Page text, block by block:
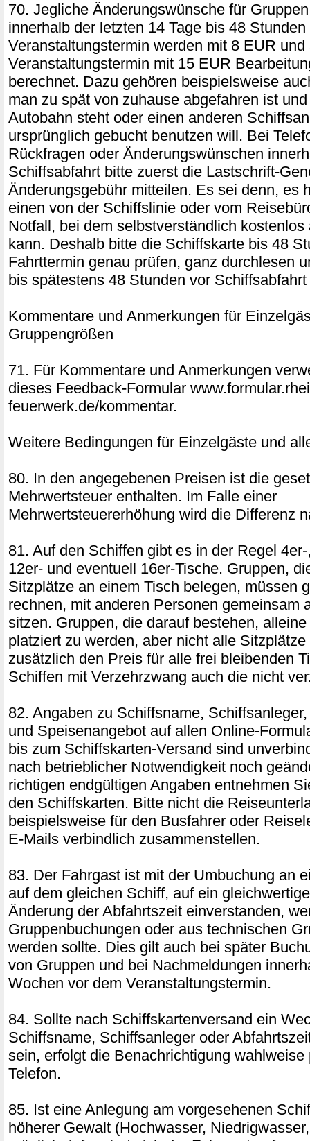
70. Jegliche Änderungswünsche für
innerhalb der letzten 14 Tage bis 48 Stunden
Veranstaltungstermin werden mit 8 EUR
Veranstaltungstermin mit 15 EUR
berechnet. Dazu gehören beispielsweise
man zu spät von zuhause abgefahren ist
Autobahn steht oder einen anderen
ursprünglich gebucht benutzen will. Bei
Rückfragen oder Änderungswünschen
Schiffsabfahrt bitte zuerst die Lastschrift-
Änderungsgebühr mitteilen. Es sei denn, es
einen von der Schiffslinie oder vom
Notfall, bei dem selbstverständlich kostenlos
kann. Deshalb bitte die Schiffskarte bis 48
Fahrttermin genau prüfen, ganz durchlesen
bis spätestens 48 Stunden vor
Kommentare und Anmerkungen für
Gruppengrößen
71. Für Kommentare und Anmerkungen
dieses Feedback-Formular
feuerwerk.de/kommentar.
Weitere Bedingungen für Einzelgäste und
80. In den angegebenen Preisen ist die
Mehrwertsteuer enthalten. Im Falle einer
Mehrwertsteuererhöhung wird die Differenz
81. Auf den Schiffen gibt es in der Regel
12er- und eventuell 16er-Tische. Gruppen,
Sitzplätze an einem Tisch belegen, müssen
rechnen, mit anderen Personen gemeinsam
sitzen. Gruppen, die darauf bestehen,
platziert zu werden, aber nicht alle
zusätzlich den Preis für alle frei bleibenden
Schiffen mit Verzehrzwang auch die nicht
82. Angaben zu Schiffsname,
und Speisenangebot auf allen Online-
bis zum Schiffskarten-Versand sind
nach betrieblicher Notwendigkeit noch
richtigen endgültigen Angaben entnehmen
den Schiffskarten. Bitte nicht die
beispielsweise für den Busfahrer oder
E-Mails verbindlich zusammenstellen.
83. Der Fahrgast ist mit der Umbuchung an
auf dem gleichen Schiff, auf ein
Änderung der Abfahrtszeit einverstanden,
Gruppenbuchungen oder aus technischen
werden sollte. Dies gilt auch bei später
von Gruppen und bei Nachmeldungen
Wochen vor dem Veranstaltungstermin.
84. Sollte nach Schiffskartenversand ein
Schiffsname, Schiffsanleger oder
sein, erfolgt die Benachrichtigung wahlweise
Telefon.
85. Ist eine Anlegung am vorgesehenen
höherer Gewalt (Hochwasser,